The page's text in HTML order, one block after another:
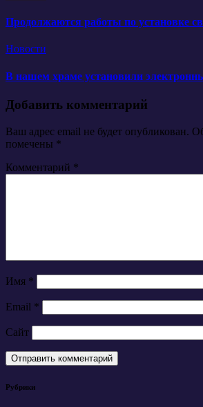
Продолжаются работы по установке
Новости
В нашем храме установили
Добавить комментарий
Ваш адрес email не будет опубликован.
помечены *
Комментарий *
Имя *
Email *
Сайт
Рубрики